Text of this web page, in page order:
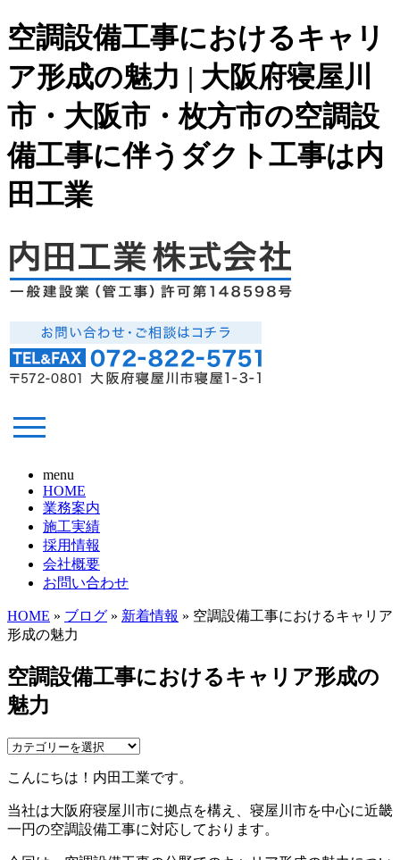
空調設備工事におけるキャリ
ア形成の魅力 | 大阪府寝屋川
市・大阪市・枚方市の空調設
備工事に伴うダクト工事は内
田工業
menu
HOME
業務案内
施工実績
採用情報
会社概要
お問い合わせ
HOME » ブログ » 新着情報 » 空調設備工事におけるキャリア
形成の魅力
空調設備工事におけるキャリア形成の
魅力
こんにちは！内田工業です。
当社は大阪府寝屋川市に拠点を構え、寝屋川市を中心に近畿
一円の空調設備工事に対応しております。